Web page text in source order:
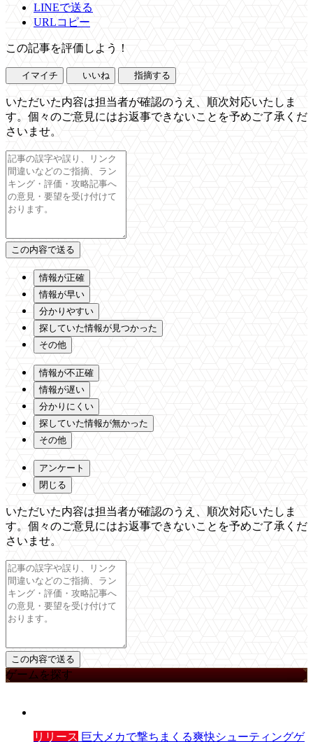
LINEで送る
URLコピー
この記事を評価しよう！
イマイチ いいね 指摘する
いただいた内容は担当者が確認のうえ、順次対応いたしま
す。個々のご意見にはお返事できないことを予めご了承くだ
さいませ。
情報が正確
情報が早い
分かりやすい
探していた情報が見つかった
その他
情報が不正確
情報が遅い
分かりにくい
探していた情報が無かった
その他
アンケート
閉じる
いただいた内容は担当者が確認のうえ、順次対応いたしま
す。個々のご意見にはお返事できないことを予めご了承くだ
さいませ。
ゲームを探す
リリース 巨大メカで撃ちまくる爽快シューティングゲ